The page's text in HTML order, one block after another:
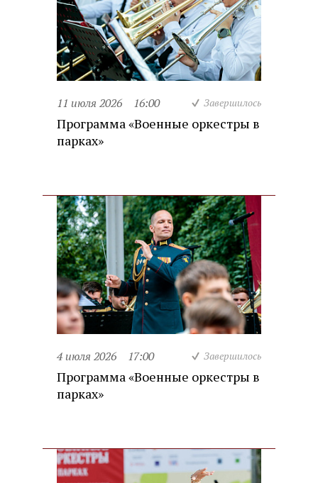
11 июля 2026 16:00 Завершилось
Программа «Военные оркестры в
парках»
4 июля 2026 17:00 Завершилось
Программа «Военные оркестры в
парках»